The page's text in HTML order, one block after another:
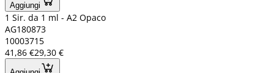
Aggiungi
1 Sir. da 1 ml - A2 Opaco
AG180873
10003715
41,86 €29,30 €